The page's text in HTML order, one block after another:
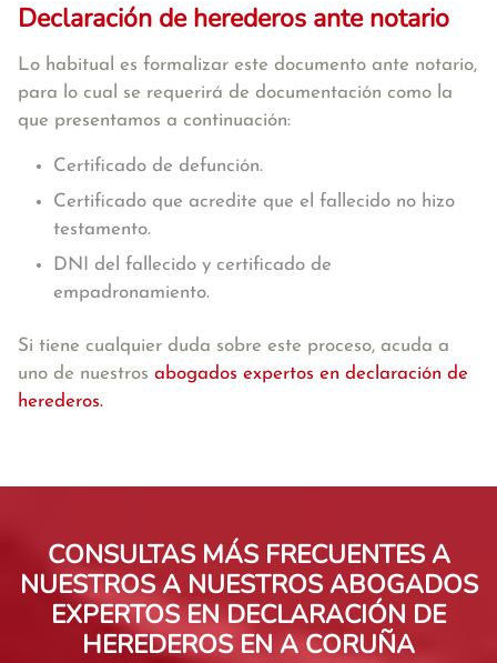
Declaración de herederos ante notario
Lo habitual es formalizar este documento ante notario,
para lo cual se requerirá de documentación como la
que presentamos a continuación:
Certificado de defunción.
Certificado que acredite que el fallecido no hizo
testamento.
DNI del fallecido y certificado de
empadronamiento.
Si tiene cualquier duda sobre este proceso, acuda a
uno de nuestros abogados expertos en declaración de
herederos.
CONSULTAS MÁS FRECUENTES A
NUESTROS A NUESTROS ABOGADOS
EXPERTOS EN DECLARACIÓN DE
HEREDEROS EN A CORUÑA